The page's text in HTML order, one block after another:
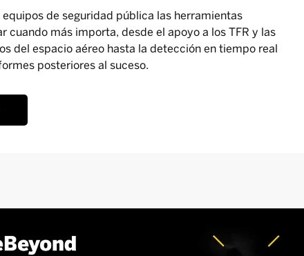
de seguridad pública las herramientas
cuando más importa, desde el apoyo a los TFR y las
del espacio aéreo hasta la detección en tiempo real
posteriores al suceso.